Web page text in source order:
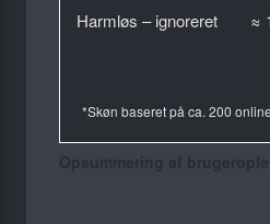
Opsummering af
Harmløs – ignoreret ≈
*Skøn baseret på ca. 200